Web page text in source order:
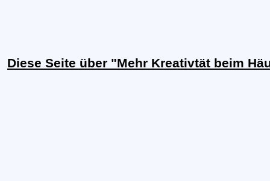
Diese Seite über "Mehr Kreativtät beim